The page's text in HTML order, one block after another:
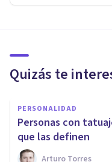
Quizás te
PERSONALIDAD
Personas con
que las definen
Arturo Torres